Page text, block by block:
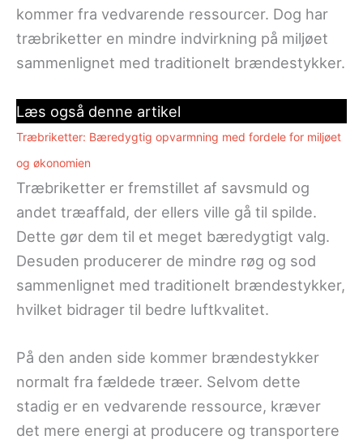
kommer fra vedvarende ressourcer. Dog har
træbriketter en mindre indvirkning på miljøet
sammenlignet med traditionelt brændestykker.
Læs også denne artikel
Træbriketter: Bæredygtig opvarmning med fordele for miljøet
og økonomien
Træbriketter er fremstillet af savsmuld og
andet træaffald, der ellers ville gå til spilde.
Dette gør dem til et meget bæredygtigt valg.
Desuden producerer de mindre røg og sod
sammenlignet med traditionelt brændestykker,
hvilket bidrager til bedre luftkvalitet.
På den anden side kommer brændestykker
normalt fra fældede træer. Selvom dette
stadig er en vedvarende ressource, kræver
det mere energi at producere og transportere